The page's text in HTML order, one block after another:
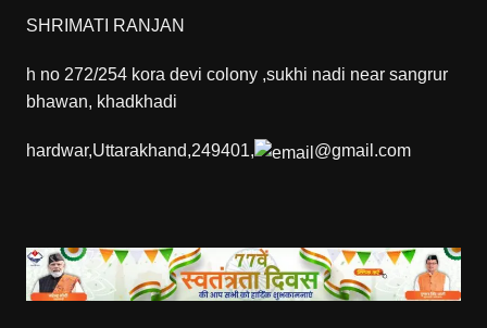
SHRIMATI RANJAN
h no 272/254 kora devi colony ,sukhi nadi near sangrur
bhawan, khadkhadi
hardwar,Uttarakhand,249401, @gmail.com